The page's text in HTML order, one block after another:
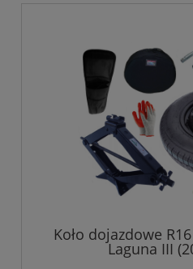
Koło dojazdowe
Laguna III